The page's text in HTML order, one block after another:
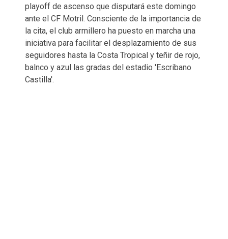
playoff de ascenso que disputará este domingo
ante el CF Motril. Consciente de la importancia de
la cita, el club armillero ha puesto en marcha una
iniciativa para facilitar el desplazamiento de sus
seguidores hasta la Costa Tropical y teñir de rojo,
balnco y azul las gradas del estadio 'Escribano
Castilla'.